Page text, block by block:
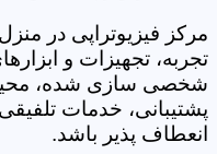
مرکز فیزیوتراپی در
تجربه، تجهیزات و
شخصی سازی شده،
پشتیبانی، خدمات
انعطاف پذیر باشد.